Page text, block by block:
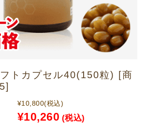
トカプセル40(150粒) [商
¥10,800(税込)
¥10,260 (税込)